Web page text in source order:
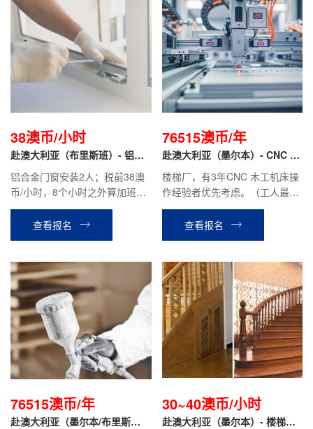
38澳币/小时
赴澳大利亚（布里斯班）- 铝合
金门窗安装工
铝合金门窗安装2人；税前38澳
币/小时，8个小时之外算加班
（按照法律规定）现在职工人税
前2400澳币/周（含加班）
查看报名
76515澳币/年
赴澳大利亚（墨尔本）- CNC 数
控机床操作工
楼梯厂，有3年CNC 木工机床操
作经验者优先考虑。（工人最低
要求：至少需要会操作CNC 数
控机床）查看报名
76515澳币/年
赴澳大利亚（墨尔本/布里斯
30~40澳币/小时
赴澳大利亚（墨尔本）- 楼梯加